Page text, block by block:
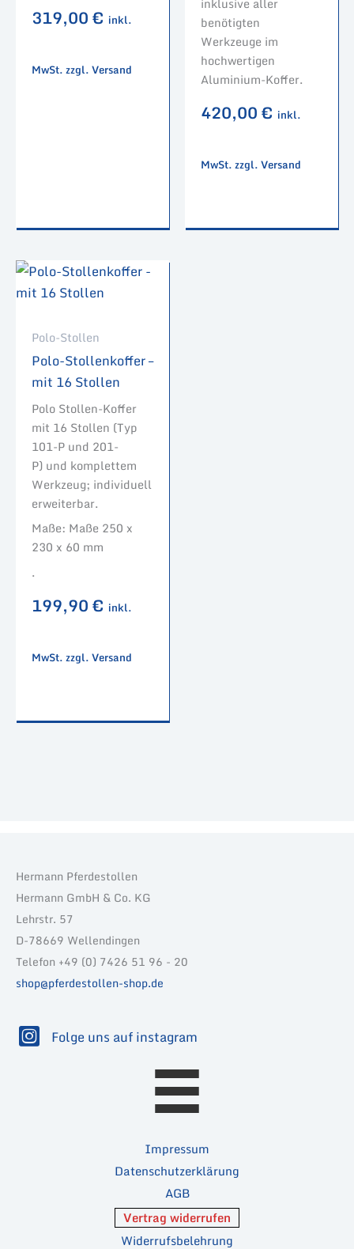
319,00€ inkl.
MwSt. zzgl. Versand
benötigten
Werkzeuge im
hochwertigen
Aluminium-Koffer.
420,00€ inkl.
MwSt. zzgl. Versand
Polo-Stollen
Polo-Stollenkoffer –
mit 16 Stollen
Polo Stollen-Koffer
mit 16 Stollen (Typ
101-P und 201-
P) und komplettem
Werkzeug; individuell
erweiterbar.
Maße: Maße 250 x
230 x 60 mm
.
199,90€ inkl.
MwSt. zzgl. Versand
Hermann Pferdestollen
Hermann GmbH & Co. KG
Lehrstr. 57
D-78669 Wellendingen
Telefon +49 (0) 7426 51 96 - 20
shop@pferdestollen-shop.de
Folge uns auf instagram
Impressum
Datenschutzerklärung
AGB
Vertrag widerrufen
Widerrufsbelehrung